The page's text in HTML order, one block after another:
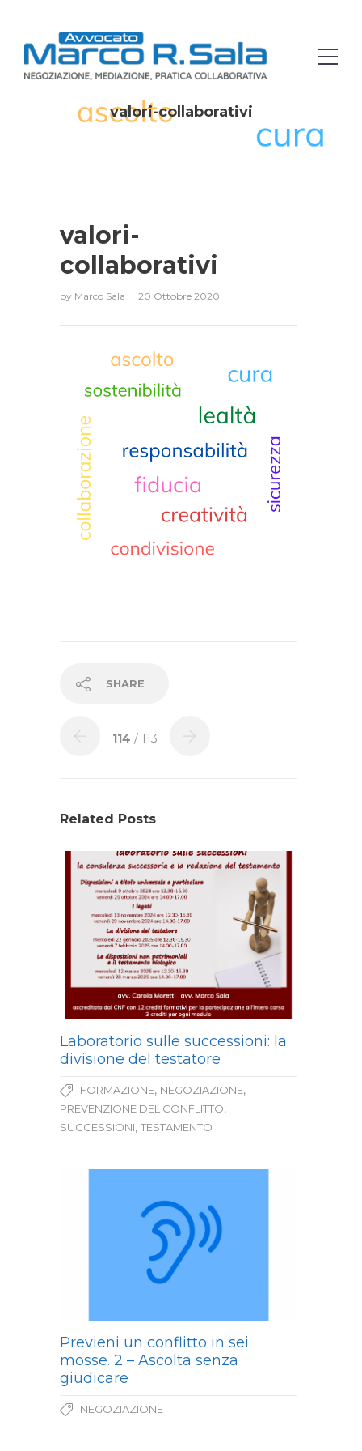
valori-collaborativi
valori-
collaborativi
by Marco Sala 20 Ottobre 2020
SHARE
114 / 113
Related Posts
Laboratorio sulle successioni: la
divisione del testatore
FORMAZIONE, NEGOZIAZIONE,
PREVENZIONE DEL CONFLITTO,
SUCCESSIONI, TESTAMENTO
Previeni un conflitto in sei
mosse. 2 – Ascolta senza
giudicare
NEGOZIAZIONE